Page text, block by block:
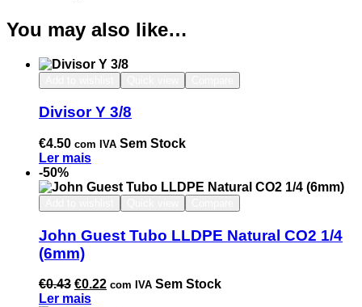
You may also like…
Divisor Y 3/8
€4.50 com IVA Sem Stock
Ler mais
-50%
John Guest Tubo LLDPE Natural CO2 1/4
(6mm)
€0.43 €0.22 com IVA Sem Stock
Ler mais